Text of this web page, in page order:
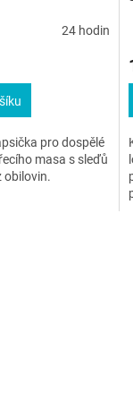
24 hodin
pro dospělé
masa s sleďů
obilovin.